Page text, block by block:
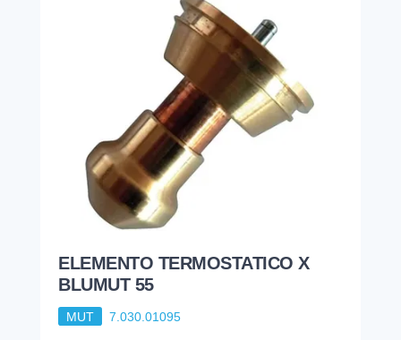
ELEMENTO TERMOSTATICO X
BLUMUT 55
MUT 7.030.01095